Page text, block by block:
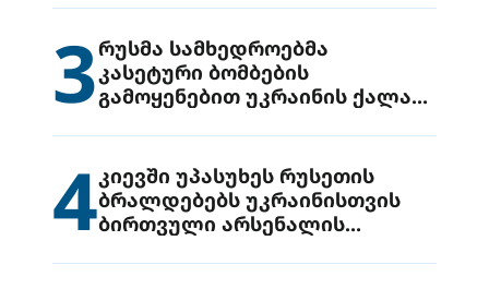
3რუსმა სამხედროებმა
კასეტური ბომბების
გამოყენებით უკრაინის ქალაქ
4კიევში უპასუხეს რუსეთის
ბრალდებებს უკრაინისთვის
ბირთვული არსენალის